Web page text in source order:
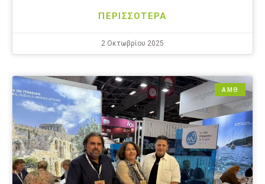
ΠΕΡΙΣΣΟΤΕΡΑ
2 Οκτωβρίου 2025
ΑΜΘ